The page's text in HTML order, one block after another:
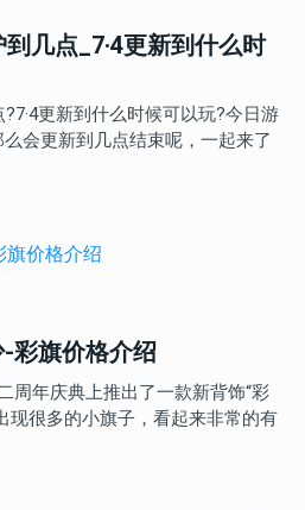
几点_7·4更新到什么时
更新到什么时候可以玩?今日游
会更新到几点结束呢，一起来了
彩旗价格介绍
周年庆典上推出了一款新背饰“彩
现很多的小旗子，看起来非常的有